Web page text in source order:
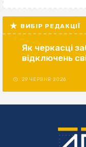
ВИБІР РЕДАКЦІЇ
Як черкасці
відключень
29 ЧЕРВНЯ 2026